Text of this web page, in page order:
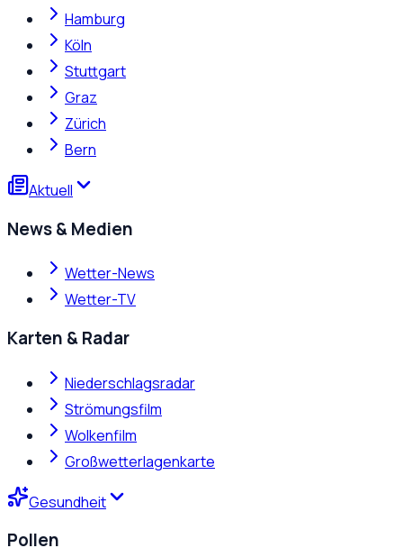
Hamburg
Köln
Stuttgart
Graz
Zürich
Bern
Aktuell
News & Medien
Wetter-News
Wetter-TV
Karten & Radar
Niederschlagsradar
Strömungsfilm
Wolkenfilm
Großwetterlagenkarte
Gesundheit
Pollen